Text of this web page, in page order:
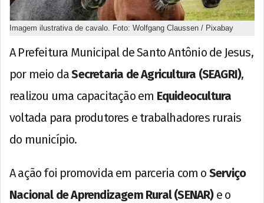
Imagem ilustrativa de cavalo. Foto: Wolfgang Claussen / Pixabay
A Prefeitura Municipal de Santo Antônio de Jesus,
por meio daSecretaria de Agricultura (SEAGRI),
realizou uma capacitação em Equideocultura
voltada para produtores e trabalhadores rurais
do município.
A ação foi promovida em parceria com o Serviço
Nacional de Aprendizagem Rural (SENAR)e o